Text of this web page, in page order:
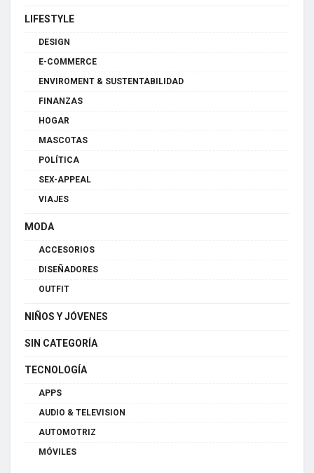
LIFESTYLE
DESIGN
E-COMMERCE
ENVIROMENT & SUSTENTABILIDAD
FINANZAS
HOGAR
MASCOTAS
POLÍTICA
SEX-APPEAL
VIAJES
MODA
ACCESORIOS
DISEÑADORES
OUTFIT
NIÑOS Y JÓVENES
SIN CATEGORÍA
TECNOLOGÍA
APPS
AUDIO & TELEVISION
AUTOMOTRIZ
MÓVILES